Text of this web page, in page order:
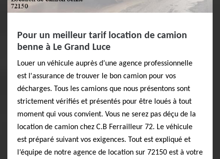
Pour un meilleur tarif location de camion
benne à Le Grand Luce
Louer un véhicule auprès d’une agence professionnelle
est l'assurance de trouver le bon camion pour vos
décharges. Tous les camions que nous présentons sont
strictement vérifiés et présentés pour être loués à tout
moment qui vous convient. Vous ne serez pas déçu de la
location de camion chez C.B Ferrailleur 72. Le véhicule
est préparé suivant vos exigences. Tout est expliqué et
l’équipe de notre agence de location sur 72150 est à votre